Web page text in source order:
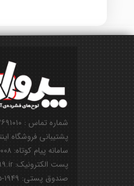
شماره تماس : ۲۲۶۹۱۰۱۰-(۰۲۱)
پشتیبانی فروشگاه اینترنتی:
سامانه پیام کوتاه: ۳۰۰۰۸۰۰۸
پست الکترونیک: info@parvaz99.ir
صندوق پستی: ۱۹۴۹-۱۹۳۹۵